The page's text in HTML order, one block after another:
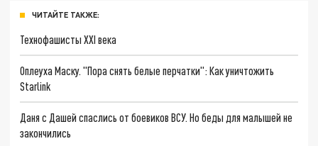
ЧИТАЙТЕ ТАКЖЕ:
Технофашисты XXI века
Оплеуха Маску. "Пора снять белые перчатки": Как уничтожить
Starlink
Даня с Дашей спаслись от боевиков ВСУ. Но беды для малышей не
закончились